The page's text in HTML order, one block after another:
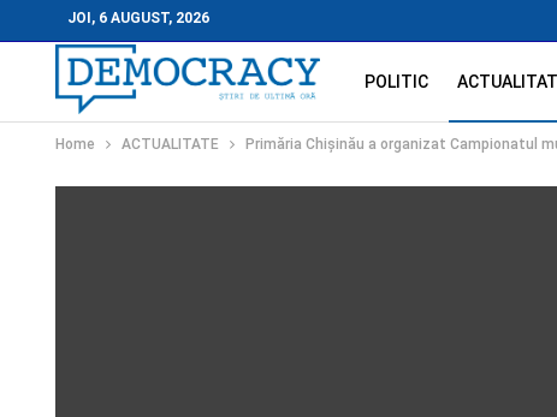
JOI, 6 AUGUST, 2026
POLITIC
Home ACTUALITATE Primăria Chișinău a organizat Campionatul